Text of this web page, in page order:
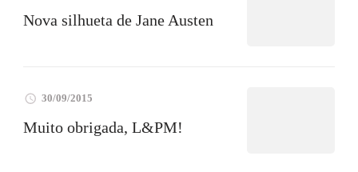
Nova silhueta de Jane Austen
30/09/2015
Muito obrigada, L&PM!